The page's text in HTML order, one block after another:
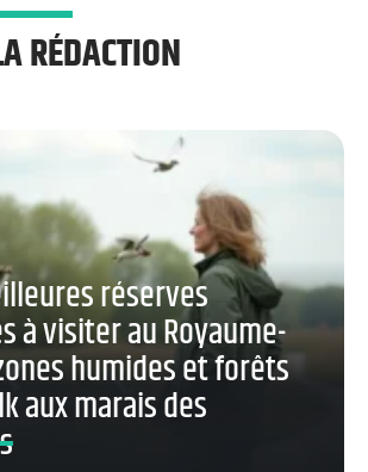
RÉDACTION
réserves
à visiter au Royaume-
humides et forêts
aux marais des